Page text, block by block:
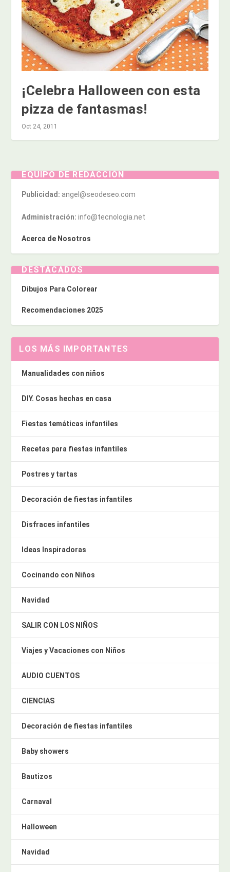
¡Celebra Halloween con esta
pizza de fantasmas!
Oct 24, 2011
EQUIPO DE REDACCIÓN
Publicidad: angel@seodeseo.com
Administración: info@tecnologia.net
Acerca de Nosotros
DESTACADOS
Dibujos Para Colorear
Recomendaciones 2025
LOS MÁS IMPORTANTES
Manualidades con niños
DIY. Cosas hechas en casa
Fiestas temáticas infantiles
Recetas para fiestas infantiles
Postres y tartas
Decoración de fiestas infantiles
Disfraces infantiles
Ideas Inspiradoras
Cocinando con Niños
Navidad
SALIR CON LOS NIÑOS
Viajes y Vacaciones con Niños
AUDIO CUENTOS
CIENCIAS
Decoración de fiestas infantiles
Baby showers
Bautizos
Carnaval
Halloween
Navidad